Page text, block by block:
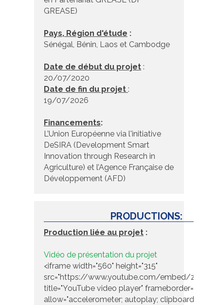
GREASE)
Pays, Région d'étude :
Sénégal, Bénin, Laos et Cambodge
Date de début du projet :
20/07/2020
Date de fin du projet :
19/07/2026
Financements:
L’Union Européenne via l'initiative
DeSIRA (Development Smart
Innovation through Research in
Agriculture) et l’Agence Française de
Développement (AFD)
PRODUCTIONS:
Production liée au projet :
Vidéo de présentation du projet
<iframe width="560" height="315"
src="https://www.youtube.com/embed/
title="YouTube video player" frameborder="0"
allow="accelerometer; autoplay; clipboard-write;